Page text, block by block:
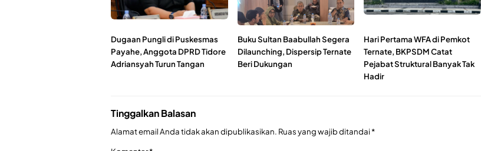
Dugaan Pungli di Puskesmas
Payahe, Anggota DPRD Tidore
Adriansyah Turun Tangan
Buku Sultan Baabullah Segera
Dilaunching, Dispersip Ternate
Beri Dukungan
Hari Pertama WFA di Pemkot
Ternate, BKPSDM Catat
Pejabat Struktural Banyak Tak
Hadir
Tinggalkan Balasan
Alamat email Anda tidak akan dipublikasikan. Ruas yang wajib ditandai*